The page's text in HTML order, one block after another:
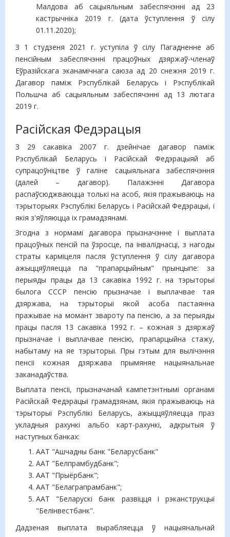
Малдова аб сацыяльным забеспячэнні ад 23
кастрычніка 2019 г. (дата ўступлення ў сілу
01.11.2020);
З 1 студзеня 2021 г. уступіла ў сілу Пагадненне аб
пенсійным забеспячэнні працоўных дзяржаў-членаў
Еўразійскага эканамічнага саюза ад 20 снежня 2019 г.
Дагавор паміж Рэспублікай Беларусь і Рэспублікай
Польшча аб сацыяльным забеспячэнні ад 13 лютага
2019 г.
Расійская Федэрацыя
З 29 сакавіка 2007 г. дзейнічае дагавор паміж
Рэспублікай Беларусь і Расійскай Федэрацыяй аб
супрацоўніцтве ў галіне сацыяльнага забеспячэння
(далей – дагавор). Палажэнні Дагавора
распаўсюджваюцца толькі на асоб, якія пражываюць на
тэрыторыях Рэспублікі Беларусь і Расійскай Федэрацыі, і
якія з'яўляюцца іх грамадзянамі.
Згодна з нормамі дагавора прызначэнне і выплата
працоўных пенсій па ўзросце, па інваліднасці, з нагоды
страты карміцеля пасля ўступлення ў сілу дагавора
ажыццяўляецца па "прапарцыйным" прынцыпе: за
перыяды працы да 13 сакавіка 1992 г. на тэрыторыі
былога СССР пенсію прызначае і выплачвае тая
дзяржава, на тэрыторыі якой асоба пастаянна
пражывае на момант звароту па пенсію, а за перыяды
працы пасля 13 сакавіка 1992 г. – кожная з дзяржаў
прызначае і выплачвае пенсію, прапарцыйна стажу,
набытаму на яе тэрыторыі. Пры гэтым для вылічэння
пенсіі кожная дзяржава прымяняе нацыянальнае
заканадаўства.
Выплата пенсіі, прызначанай кампетэнтнымі органамі
Расійскай Федэрацыі грамадзянам, якія пражываюць на
тэрыторыі Рэспублікі Беларусь, ажыццяўляецца праз
укладныя рахункі альбо карт-рахункi, адкрытыя ў
наступных банках:
ААТ "Ашчадны банк "Беларусбанк"
ААТ "Белпрамбудбанк";
ААТ "Прыёрбанк";
ААТ "Белаграпрамбанк";
ААТ "Беларускі банк развіцця і рэканструкцыі
"Белінвестбанк".
Дадзеная выплата вырабляецца ў нацыянальнай